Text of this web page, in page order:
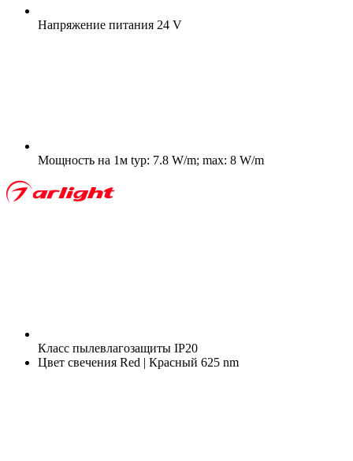
Напряжение питания 24 V
Мощность на 1м typ: 7.8 W/m; max: 8 W/m
Класс пылевлагозащиты IP20
Цвет свечения Red | Красный 625 nm